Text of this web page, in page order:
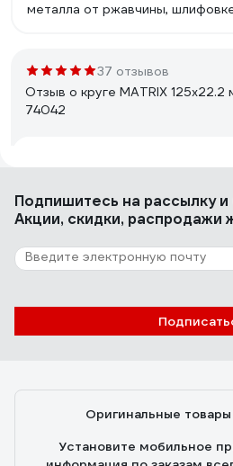
металла от ржавчины,
37 отзывов
Отзыв о круге MATRIX 125х22.2
74042
14 отзывов
Отзыв о лепестковом круге 3М
7100011144
Голубцов Дмитрий Андреевич
Подпишитесь на рассылкуи
Акции, скидки, распродажи
Оригинальные товары
Установите мобильное